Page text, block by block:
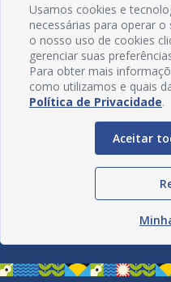
Usamos cookies e
necessárias para operar
o nosso uso de cookies
gerenciar suas
Para obter mais
como utilizamos e quais
Política de Privacidade.
Aceitar